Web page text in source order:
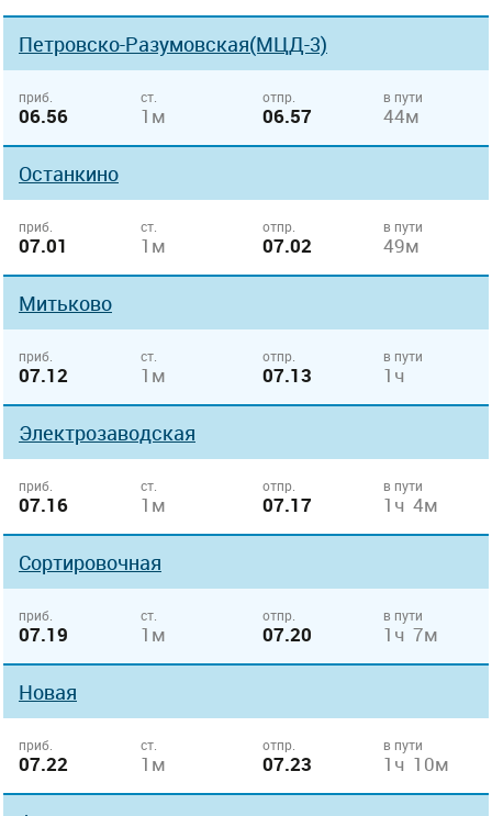
Петровско-Разумовская(МЦД-3)
приб.
06.56
ст.
1м
отпр.
06.57
в пути
44м
Останкино
приб.
07.01
ст.
1м
отпр.
07.02
в пути
49м
Митьково
приб.
07.12
ст.
1м
отпр.
07.13
в пути
1ч
Электрозаводская
приб.
07.16
ст.
1м
отпр.
07.17
в пути
1ч 4м
Сортировочная
приб.
07.19
ст.
1м
отпр.
07.20
в пути
1ч 7м
Новая
приб.
07.22
ст.
1м
отпр.
07.23
в пути
1ч 10м